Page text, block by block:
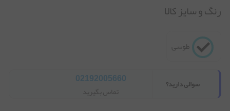
رنگ و سایز کالا
طوسی
سوالی دارید؟ 02192005660
تماس بگیرید